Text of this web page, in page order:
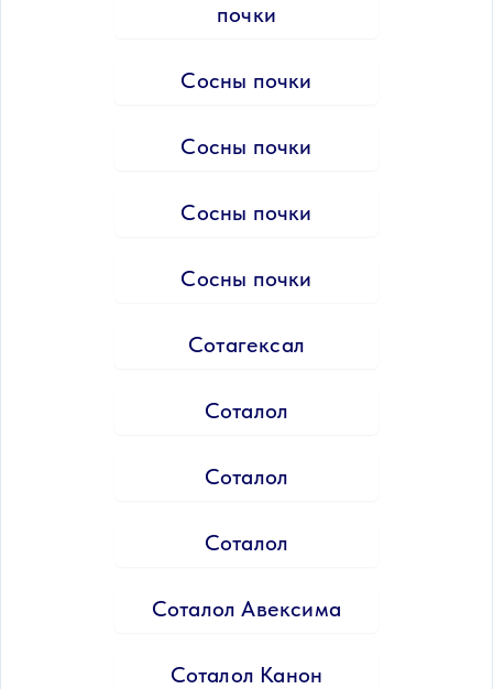
почки
Сосны почки
Сосны почки
Сосны почки
Сосны почки
Сотагексал
Соталол
Соталол
Соталол
Соталол Авексима
Соталол Канон